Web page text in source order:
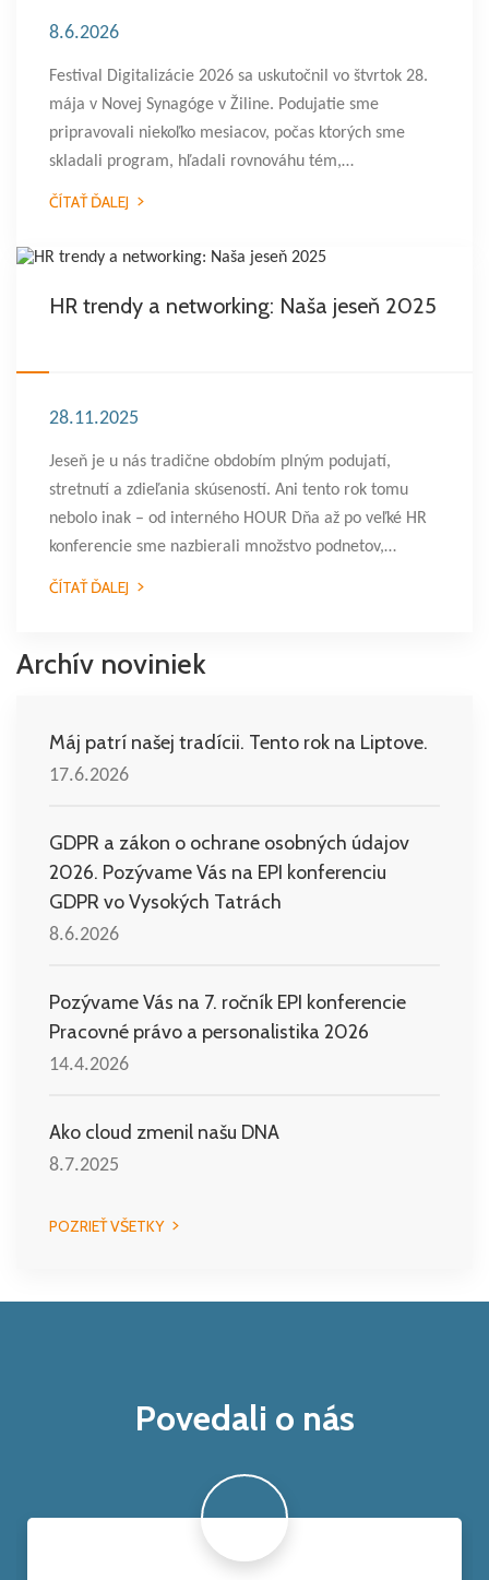
8.6.2026
Festival Digitalizácie 2026 sa uskutočnil vo štvrtok 28.
mája v Novej Synagóge v Žiline. Podujatie sme
pripravovali niekoľko mesiacov, počas ktorých sme
skladali program, hľadali rovnováhu tém,…
ČÍTAŤ ĎALEJ
HR trendy a networking: Naša jeseň 2025
28.11.2025
Jeseň je u nás tradične obdobím plným podujatí,
stretnutí a zdieľania skúseností. Ani tento rok tomu
nebolo inak – od interného HOUR Dňa až po veľké HR
konferencie sme nazbierali množstvo podnetov,…
ČÍTAŤ ĎALEJ
Archív noviniek
Máj patrí našej tradícii. Tento rok na Liptove.
17.6.2026
GDPR a zákon o ochrane osobných údajov
2026. Pozývame Vás na EPI konferenciu
GDPR vo Vysokých Tatrách
8.6.2026
Pozývame Vás na 7. ročník EPI konferencie
Pracovné právo a personalistika 2026
14.4.2026
Ako cloud zmenil našu DNA
8.7.2025
POZRIEŤ VŠETKY
Povedali o nás